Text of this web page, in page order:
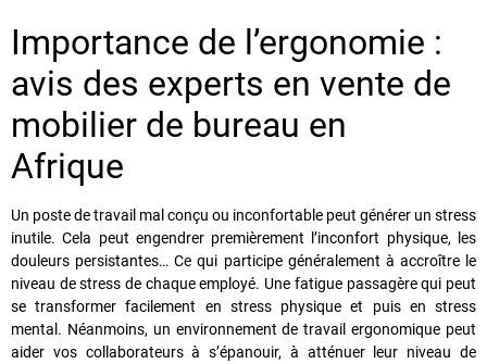
Importance de l’ergonomie :
avis des experts en vente de
mobilier de bureau en
Afrique
Un poste de travail mal conçu ou inconfortable peut générer un stress
inutile. Cela peut engendrer premièrement l’inconfort physique, les
douleurs persistantes… Ce qui participe généralement à accroître le
niveau de stress de chaque employé. Une fatigue passagère qui peut
se transformer facilement en stress physique et puis en stress
mental. Néanmoins, un environnement de travail ergonomique peut
aider vos collaborateurs à s’épanouir, à atténuer leur niveau de